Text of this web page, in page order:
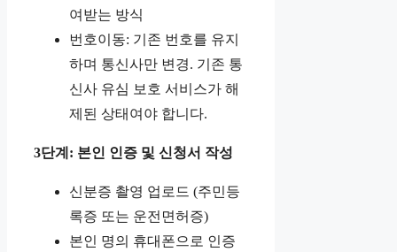
여받는 방식
번호이동: 기존 번호를 유지
하며 통신사만 변경. 기존 통
신사 유심 보호 서비스가 해
제된 상태여야 합니다.
3단계: 본인 인증 및 신청서 작성
신분증 촬영 업로드 (주민등
록증 또는 운전면허증)
본인 명의 휴대폰으로 인증